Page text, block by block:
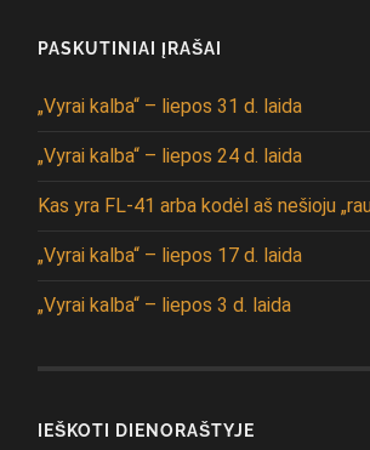
PASKUTINIAI ĮRAŠAI
„Vyrai kalba“ – liepos 31 d. laida
„Vyrai kalba“ – liepos 24 d. laida
Kas yra FL-41 arba kodėl aš nešioju
„Vyrai kalba“ – liepos 17 d. laida
„Vyrai kalba“ – liepos 3 d. laida
IEŠKOTI DIENORAŠTYJE